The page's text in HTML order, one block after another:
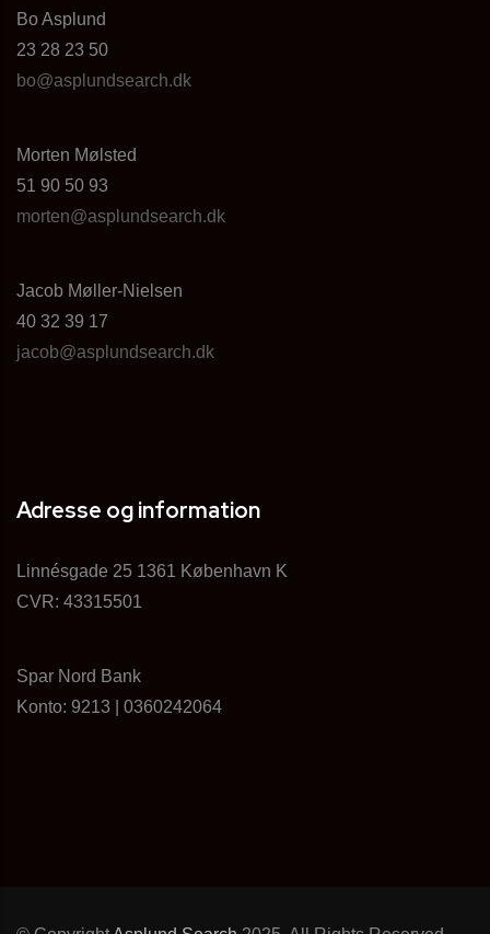
Bo Asplund
23 28 23 50
bo@asplundsearch.dk
Morten Mølsted
51 90 50 93
morten@asplundsearch.dk
Jacob Møller-Nielsen
40 32 39 17
jacob@asplundsearch.dk
Adresse og information
Linnésgade 25 1361 København K
CVR: 43315501
Spar Nord Bank
Konto: 9213 | ‍0360242064